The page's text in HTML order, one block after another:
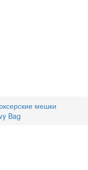
мешки
Bag